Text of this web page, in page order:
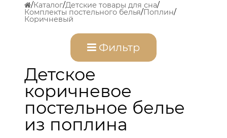
Каталог Детские товары для сна
Комплекты постельного белья Поплин
Коричневый
Фильтр
Детское
коричневое
постельное белье
из поплина